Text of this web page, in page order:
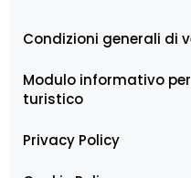
Condizioni generali di
Modulo informativo
turistico
Privacy Policy